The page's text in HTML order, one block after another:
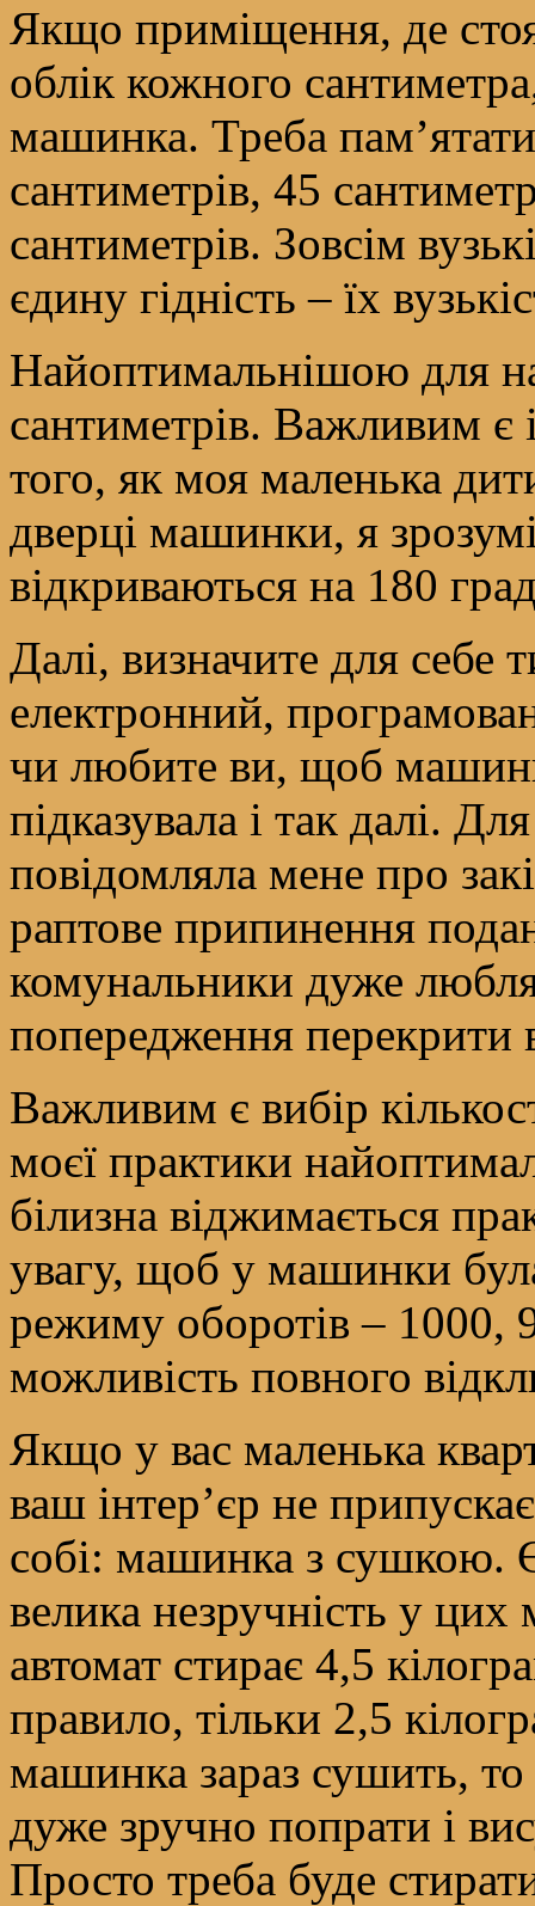
Якщо приміщення, де
облік кожного
машинка. Треба
сантиметрів, 45
сантиметрів. Зовсім
єдину гідність – їх
Найоптимальнішою для
сантиметрів. Важливим є
того, як моя маленька
дверці машинки, я
відкриваються на 180
Далі, визначите для
електронний,
чи любите ви, щоб
підказувала і так далі.
повідомляла мене про
раптове припинення
комунальники дуже
попередження перекрити
Важливим є вибір
моєї практики
білизна віджимається
увагу, щоб у машинки
режиму оборотів – 1000,
можливість повного
Якщо у вас маленька
ваш інтер’єр не
собі: машинка з сушкою.
велика незручність у
автомат стирає 4,5
правило, тільки 2,5
машинка зараз сушить,
дуже зручно попрати і
Просто треба буде